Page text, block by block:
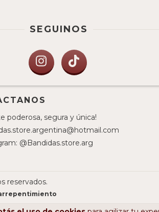
SEGUINOS
poderosa, segura y única!
@Bandidas.store.arg
reservados.